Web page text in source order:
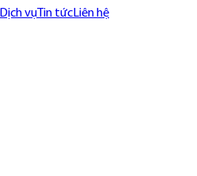
Dịch vụ Tin tứcLiên hệ